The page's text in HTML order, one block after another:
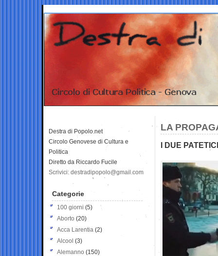
LA
I DUE
Destra di Popolo.net
Circolo Genovese di Cultura e
Politica
Diretto da Riccardo Fucile
Scrivici: destradipopolo@gmail.com
Categorie
100 giorni (5)
Aborto (20)
Acca Larentia (2)
Alcool (3)
Alemanno (150)